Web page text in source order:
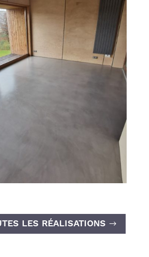
LES RÉALISATIONS